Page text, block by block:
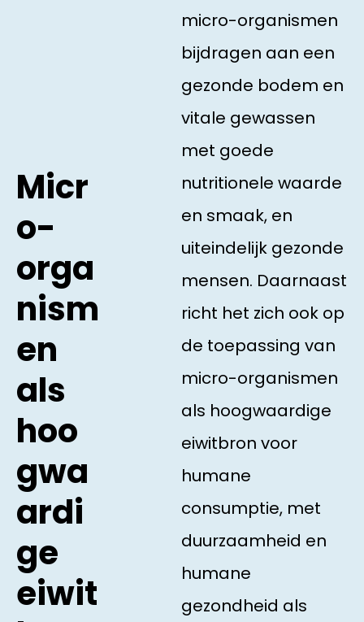
Micr
o-
orga
nism
en
als
hoo
gwa
ardi
ge
eiwit
micro-organismen
bijdragen aan een
gezonde bodem en
vitale gewassen
met goede
nutritionele waarde
en smaak, en
uiteindelijk gezonde
mensen. Daarnaast
richt het zich ook op
de toepassing van
micro-organismen
als hoogwaardige
eiwitbron voor
humane
consumptie, met
duurzaamheid en
humane
gezondheid als